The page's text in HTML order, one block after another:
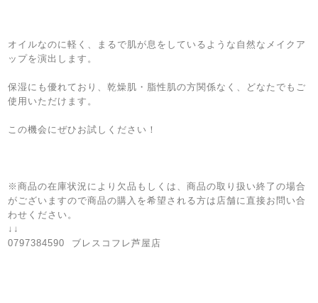
オイルなのに軽く、まるで肌が息をしているような自然なメイクア
ップを演出します。
保湿にも優れており、乾燥肌・脂性肌の方関係なく、どなたでもご
使用いただけます。
この機会にぜひお試しください！
※商品の在庫状況により欠品もしくは、商品の取り扱い終了の場合
がございますので商品の購入を希望される方は店舗に直接お問い合
わせください。
↓↓
0797384590
ブレスコフレ芦屋店